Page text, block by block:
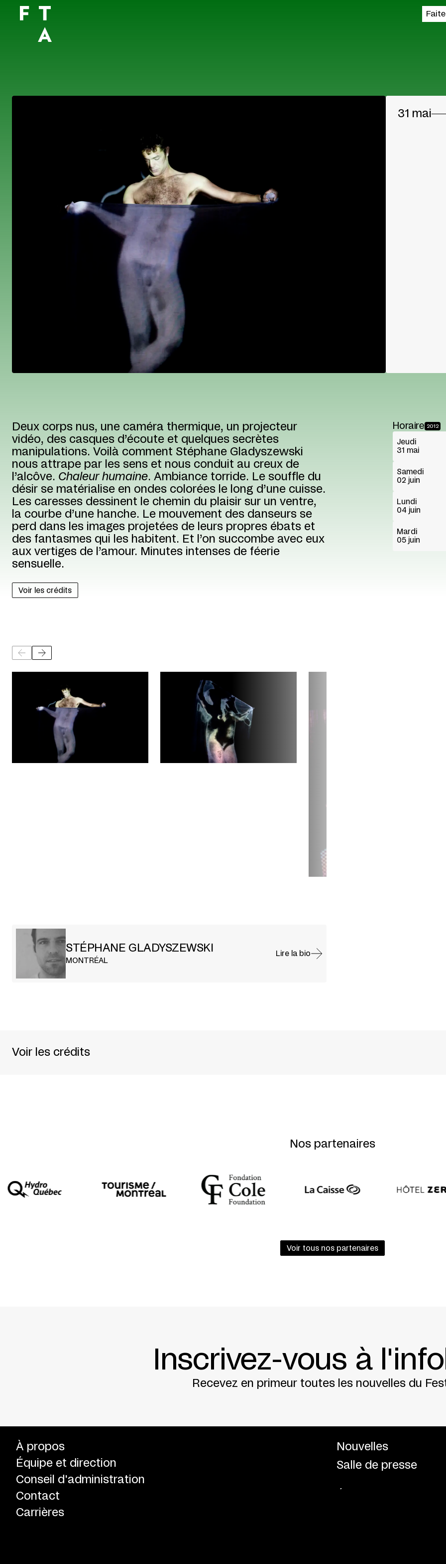
31 mai
Deux corps nus, une caméra thermique, un projecteur
vidéo, des casques d’écoute et quelques secrètes
manipulations. Voilà comment Stéphane Gladyszewski
nous attrape par les sens et nous conduit au creux de
l’alcôve. Chaleur humaine. Ambiance torride. Le souffle du
désir se matérialise en ondes colorées le long d’une cuisse.
Les caresses dessinent le chemin du plaisir sur un ventre,
la courbe d’une hanche. Le mouvement des danseurs se
perd dans les images projetées de leurs propres ébats et
des fantasmes qui les habitent. Et l’on succombe avec eux
aux vertiges de l’amour. Minutes intenses de féerie
sensuelle.
Voir les crédits
STÉPHANE GLADYSZEWSKI
MONTRÉAL
Lire la bio
Horaire 2012
Jeudi
31 mai
Samedi
02 juin
Lundi
04 juin
Mardi
05 juin
Voir les crédits
RÉDACTION
FABIENNE CABADO
Nos partenaires
Voir tous nos partenaires
Inscrivez-vous à
Recevez en primeur toutes les nouvelles du
À propos
Équipe et direction
Conseil d'administration
Contact
Carrières
Nouvelles
Salle de presse